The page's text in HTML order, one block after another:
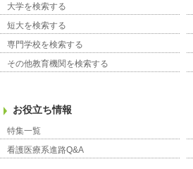
大学を検索する
短大を検索する
専門学校を検索する
その他教育機関を検索する
お役立ち情報
特集一覧
看護医療系進路Q&A